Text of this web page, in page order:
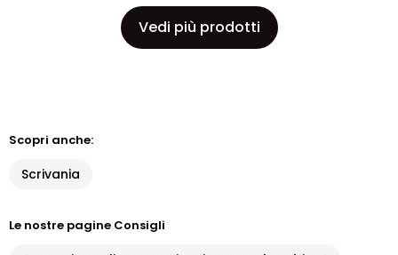
Vedi più prodotti
Scopri anche:
Scrivania
Le nostre pagine Consigli